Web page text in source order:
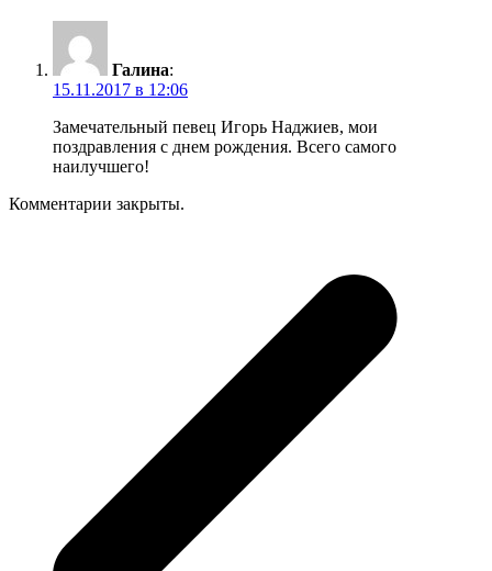
Галина:
15.11.2017 в 12:06
Замечательный певец Игорь Наджиев, мои
поздравления с днем рождения. Всего самого
наилучшего!
Комментарии закрыты.